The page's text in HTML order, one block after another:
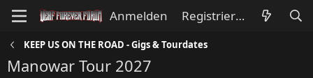
Anmelden Registrieren
KEEP US ON THE ROAD - Gigs & Tourdates
Manowar Tour 2027